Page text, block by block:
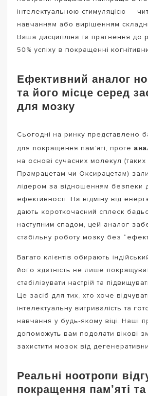
інтелектуальною стимуляцією —
навчанням або вирішенням
Ваша дисципліна та прагнення до
50% успіху в покращенні
Ефективний аналог
та його місце серед
для мозку
Сьогодні на ринку представлено
для покращення пам’яті, проте
на основі сучасних молекул (таких
Прамрацетам чи Оксирацетам)
лідером за відношенням безпеки
ефективності. На відміну від
дають короткочасний сплеск
наступним спадом, цей аналог
стабільну роботу мозку без
Багато клієнтів обирають
його здатність не лише
стабілізувати настрій та
Це засіб для тих, хто хоче
інтелектуальну витривалість та
навчання у будь-якому віці. Наші
допоможуть вам подолати вікові
захистити мозок від
Реальні ноотропи
покращення пам’яті та